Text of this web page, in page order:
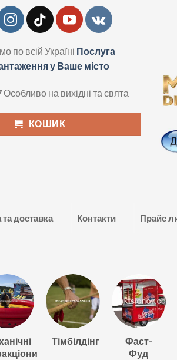
по всій Україні Послуга
у Ваше місто
Особливо на вихідні та свята
КОШИК
доставка Контакти Прайс
Тімбілдінг
Фаст-
Фуд